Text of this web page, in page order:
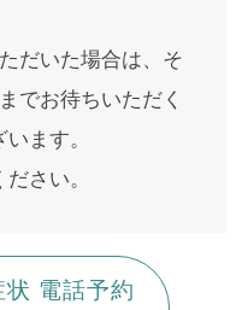
だいた場合は、そ
でお待ちいただく
ます。
さい。
電話予約